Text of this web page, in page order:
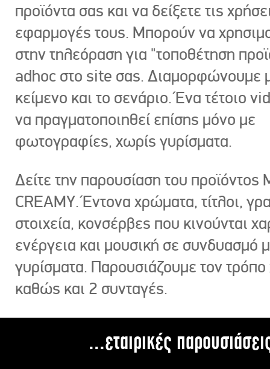
προϊόντα σας και να δείξετε τις
εφαρμογές τους. Μπορούν να
στην τηλεόραση για "τοποθέτηση
adhoc στο site σας. Διαμορφώνουμε
κείμενο και το σενάριο. Ένα τέτοιο
να πραγματοποιηθεί επίσης μόνο με
φωτογραφίες, χωρίς γυρίσματα.
Δείτε την παρουσίαση του προϊόντος
CREAMY. Έντονα χρώματα, τίτλοι,
στοιχεία, κονσέρβες που κινούνται
ενέργεια και μουσική σε συνδυασμό
γυρίσματα. Παρουσιάζουμε τον
καθώς και 2 συνταγές.
...εταιρικές